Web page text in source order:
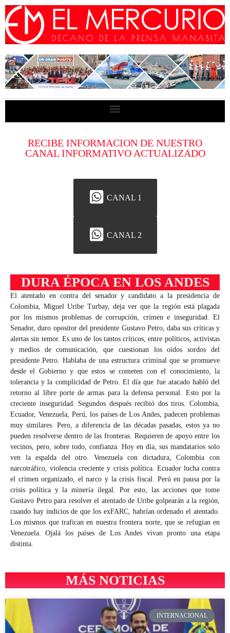
RECIBE INFORMACION DE NUESTRO
CANAL INFORMATIVO ACTUALIZADO
CANAL 1
CANAL 2
DURA ÉPOCA EN LOS ANDES
El atentado en contra del senador y candidato a la presidencia de
Colombia, Miguel Uribe Turbay, deja ver que la región está plagada
por los mismos problemas de corrupción, crimen e inseguridad. El
Senador, duro opositor del presidente Gustavo Petro, daba sus críticas y
alertas sin temor. Es uno de los tantos críticos, entre políticos, activistas
y medios de comunicación, que cuestionan los oídos sordos del
presidente Petro. Hablaba de una estructura criminal que se promueve
desde el Gobierno y que estos se cometen con el conocimiento, la
tolerancia y la complicidad de Petro. El día que fue atacado habló del
retorno al libre porte de armas para la defensa personal. Esto por la
creciente inseguridad. Segundos después recibió dos tiros. Colombia,
Ecuador, Venezuela, Perú, los países de Los Andes, padecen problemas
muy similares. Pero, a diferencia de las décadas pasadas, estos ya no
pueden resolverse dentro de las fronteras. Requieren de apoyo entre los
vecinos, pero, sobre todo, confianza. Hoy en día, sus mandatarios solo
ven la espalda del otro. Venezuela con dictadura, Colombia con
narcotráfico, violencia creciente y crisis política. Ecuador lucha contra
el crimen organizado, el narco y la crisis fiscal. Perú en pausa por la
crisis política y la minería ilegal. Por esto, las acciones que tome
Gustavo Petro para resolver el atentado de Uribe golpearán a la región,
cuando hay indicios de que los exFARC, habrían ordenado el atentado.
Los mismos que trafican en nuestra frontera norte, que se refugian en
Venezuela. Ojalá los países de Los Andes vivan pronto una etapa
distinta.
MÁS NOTICIAS
INTERNACIONAL